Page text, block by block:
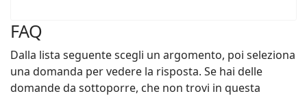
FAQ
Dalla lista seguente scegli un argomento, poi seleziona
una domanda per vedere la risposta. Se hai delle
domande da sottoporre, che non trovi in questa